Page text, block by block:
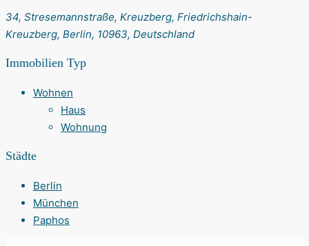
34, Stresemannstraße, Kreuzberg, Friedrichshain-
Kreuzberg, Berlin, 10963, Deutschland
Immobilien Typ
Wohnen
Haus
Wohnung
Städte
Berlin
München
Paphos